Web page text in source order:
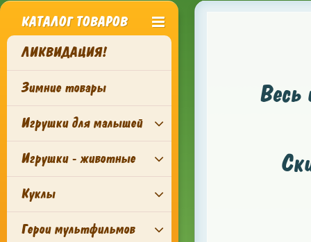
КАТАЛОГ ТОВАРОВ
ЛИКВИДАЦИЯ!
Зимние товары
Игрушки для малышей
Игрушки - животные
Куклы
Герои мультфильмов
Весь